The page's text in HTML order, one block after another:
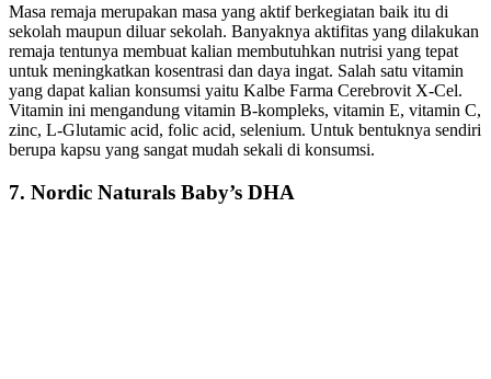
Masa remaja merupakan masa yang aktif berkegiatan baik itu di
sekolah maupun diluar sekolah. Banyaknya aktifitas yang dilakukan
remaja tentunya membuat kalian membutuhkan nutrisi yang tepat
untuk meningkatkan kosentrasi dan daya ingat. Salah satu vitamin
yang dapat kalian konsumsi yaitu Kalbe Farma Cerebrovit X-Cel.
Vitamin ini mengandung vitamin B-kompleks, vitamin E, vitamin C,
zinc, L-Glutamic acid, folic acid, selenium. Untuk bentuknya sendiri
berupa kapsu yang sangat mudah sekali di konsumsi.
7. Nordic Naturals Baby’s DHA